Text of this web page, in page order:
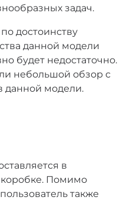
задач.
достоинству
данной модели
будет недостаточно.
небольшой обзор с
данной модели.
в
Помимо
также